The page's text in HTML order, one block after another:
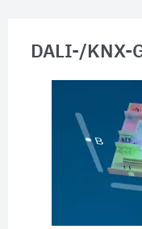
DALI-/KNX-